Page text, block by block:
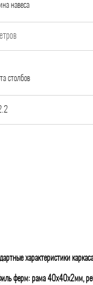
навеса
столбов
характеристики
ферм: рама 40х40х2мм,